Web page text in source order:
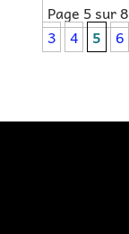
Page 5 sur 8
3
4 5 6